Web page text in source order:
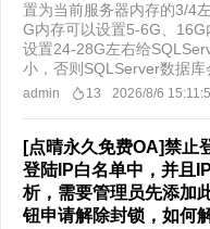
置为当前服务器内存的3/4
G内存可以设置5-6G、
设置24-28G左右给
小，否则SQLServer数据库
admin 13 2026/8/6
[点晴永久免费OA]禁止
登陆IP白名单中，并且
析，需要管理员先添加
钮申请解除封锁，如何